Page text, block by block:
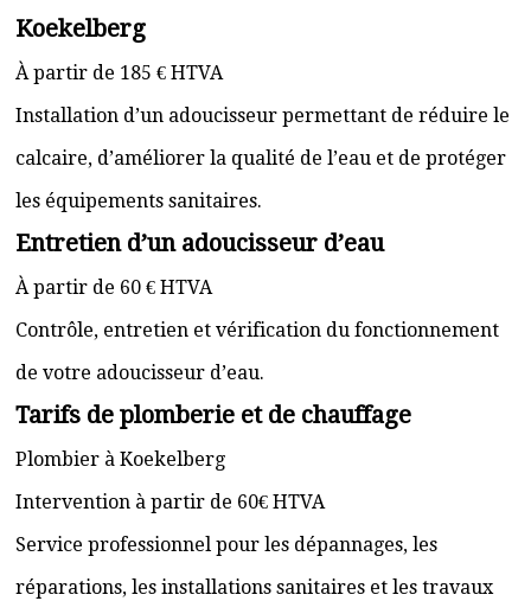
Koekelberg
À partir de 185 € HTVA
Installation d’un adoucisseur permettant de réduire le
calcaire, d’améliorer la qualité de l’eau et de protéger
les équipements sanitaires.
Entretien d’un adoucisseur d’eau
À partir de 60 € HTVA
Contrôle, entretien et vérification du fonctionnement
de votre adoucisseur d’eau.
Tarifs de plomberie et de chauffage
Plombier à Koekelberg
Intervention à partir de 60€ HTVA
Service professionnel pour les dépannages, les
réparations, les installations sanitaires et les travaux